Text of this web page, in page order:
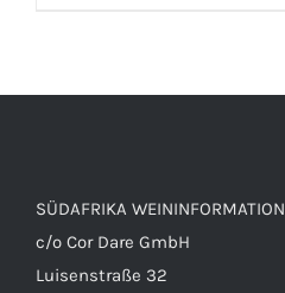
SÜDAFRIKA WEININFORMATION
c/o Cor Dare GmbH
Luisenstraße 32